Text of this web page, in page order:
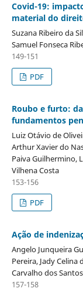
Covid-19:
material do
Suzana Ribeiro da
Samuel Fonseca
149-151
PDF
Roubo e furto:
fundamentos
Luiz Otávio de
Arthur Xavier do
Paiva Guilhermino,
Vilhena Costa
153-156
PDF
Ação de
Angelo Junqueira
Pereira, Jady
Carvalho dos Santos
157-158